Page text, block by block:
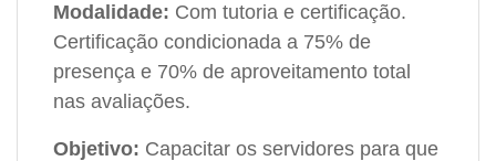
Modalidade: Com tutoria e certificação.
Certificação condicionada a 75% de
presença e 70% de aproveitamento total
nas avaliações.
Objetivo: Capacitar os servidores para que